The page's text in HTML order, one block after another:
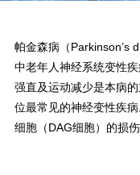
帕金森病（Parkinson’s
中老年人神经系统变性
强直及运动减少是本病
位最常见的神经变性疾
细胞（DAG细胞）的损